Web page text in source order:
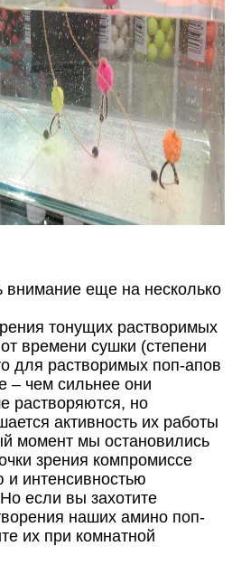
внимание еще на несколько
тонущих растворимых
времени сушки (степени
для растворимых поп-апов
– чем сильнее они
растворяются, но
активность их работы
момент мы остановились
зрения компромиссе
и интенсивностью
если вы захотите
наших амино поп-
их при комнатной